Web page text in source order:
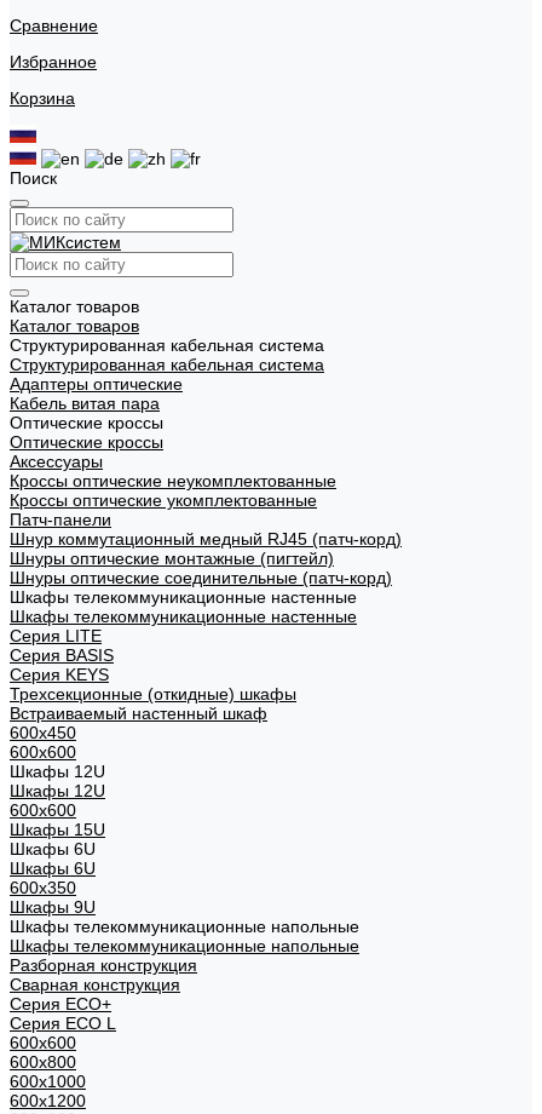
Сравнение
Избранное
Корзина
Поиск
Каталог товаров
Каталог товаров
Структурированная кабельная система
Структурированная кабельная система
Адаптеры оптические
Кабель витая пара
Оптические кроссы
Оптические кроссы
Аксессуары
Кроссы оптические неукомплектованные
Кроссы оптические укомплектованные
Патч-панели
Шнур коммутационный медный RJ45 (патч-корд)
Шнуры оптические монтажные (пигтейл)
Шнуры оптические соединительные (патч-корд)
Шкафы телекоммуникационные настенные
Шкафы телекоммуникационные настенные
Cерия LITE
Cерия BASIS
Cерия KEYS
Трехсекционные (откидные) шкафы
Встраиваемый настенный шкаф
600x450
600x600
Шкафы 12U
Шкафы 12U
600x600
Шкафы 15U
Шкафы 6U
Шкафы 6U
600x350
Шкафы 9U
Шкафы телекоммуникационные напольные
Шкафы телекоммуникационные напольные
Разборная конструкция
Сварная конструкция
Серия ECO+
Серия ECO L
600x600
600x800
600х1000
600х1200